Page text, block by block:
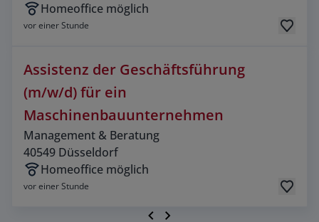
Homeoffice möglich
vor einer Stunde
Assistenz der Geschäftsführung
(m/w/d) für ein
Maschinenbauunternehmen
Management & Beratung
40549 Düsseldorf
Homeoffice möglich
vor einer Stunde